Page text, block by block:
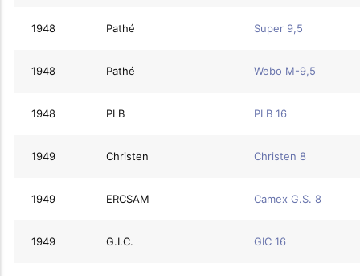
1948 Pathé Super 9,5
1948 Pathé Webo M-9,5
1948 PLB PLB 16
1949 Christen Christen 8
1949 ERCSAM Camex G.S. 8
1949 G.I.C. GIC 16